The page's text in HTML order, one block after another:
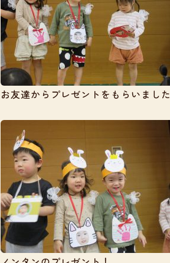
お友達からプレゼントをもらいました